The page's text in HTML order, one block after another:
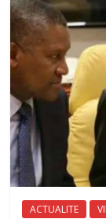
ACTUALITE